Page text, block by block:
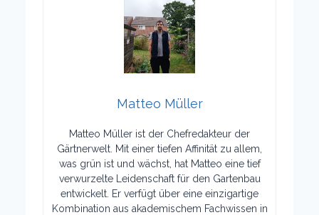
Matteo Müller
Matteo Müller ist der Chefredakteur der
Gärtnerwelt. Mit einer tiefen Affinität zu allem,
was grün ist und wächst, hat Matteo eine tief
verwurzelte Leidenschaft für den Gartenbau
entwickelt. Er verfügt über eine einzigartige
Kombination aus akademischem Fachwissen in